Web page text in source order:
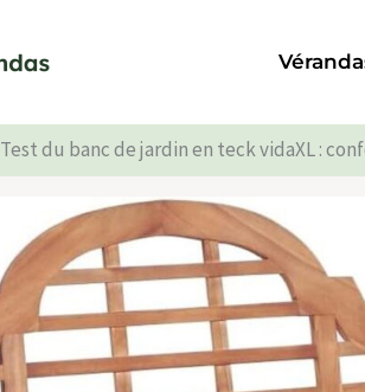
Test du banc de jardin en teck vidaXL :